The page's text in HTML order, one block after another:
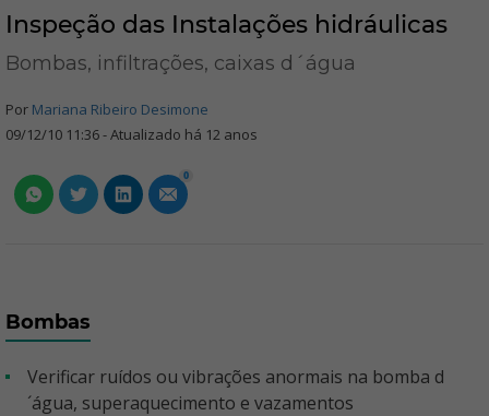
Inspeção das Instalações hidráulicas
Bombas, infiltrações, caixas d´água
Por Mariana Ribeiro Desimone
09/12/10 11:36 - Atualizado há 12 anos
0
Bombas
Verificar ruídos ou vibrações anormais na bomba d
´água, superaquecimento e vazamentos